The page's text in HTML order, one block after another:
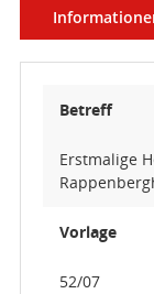
Betreff
Erstmalige
Vorlage
52/07